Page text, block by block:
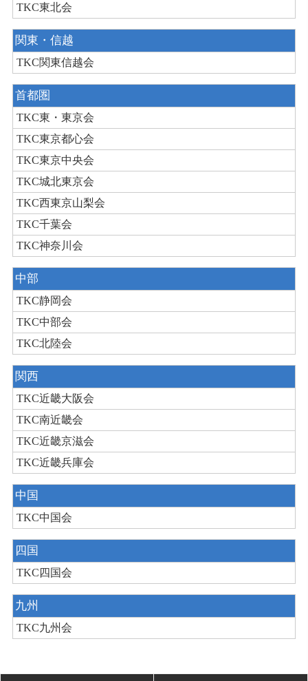
TKC東北会
関東・信越
TKC関東信越会
首都圏
TKC東・東京会
TKC東京都心会
TKC東京中央会
TKC城北東京会
TKC西東京山梨会
TKC千葉会
TKC神奈川会
中部
TKC静岡会
TKC中部会
TKC北陸会
関西
TKC近畿大阪会
TKC南近畿会
TKC近畿京滋会
TKC近畿兵庫会
中国
TKC中国会
四国
TKC四国会
九州
TKC九州会